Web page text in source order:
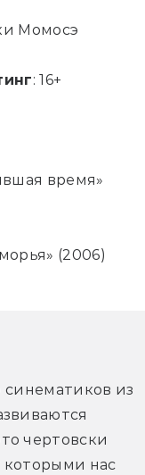
Момосэ
: 16+
время»
(2006)
синематиков из
чертовски
которыми нас